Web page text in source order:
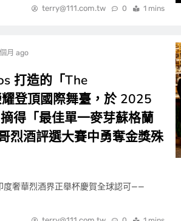
terry@111.com.tw 0 1 mins
月 ago
打造的「The
登頂國際舞臺，於 2025
得「最佳單一麥芽蘇格蘭
烈酒評選大賽中勇奪金獎殊
奢華烈酒界正舉杯慶賀全球認可——